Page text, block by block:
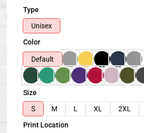
Type
Unisex
Color
Default
Size
S
M L XL 2XL
Print Location